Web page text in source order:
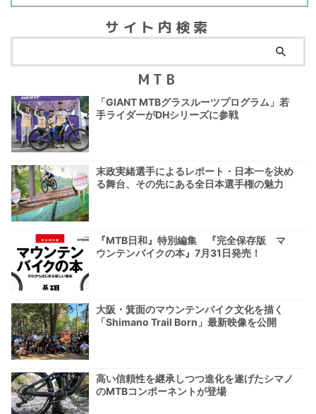
サイト内検索
MTB
「GIANT MTBグラスルーツプログラム」若
手ライダーがDHシリーズに参戦
末政実緒選手によるレポート・日本一を決め
る舞台、その先にある全日本選手権の魅力
『MTB日和』特別編集 『完全保存版 マ
ウンテンバイクの本』7月31日発売！
大阪・箕面のマウンテンバイク文化を描く
「Shimano Trail Born」最新映像を公開
高い信頼性を継承しつつ進化を遂げたシマノ
のMTBコンポーネントが登場